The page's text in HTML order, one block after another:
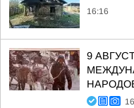
16:16
9